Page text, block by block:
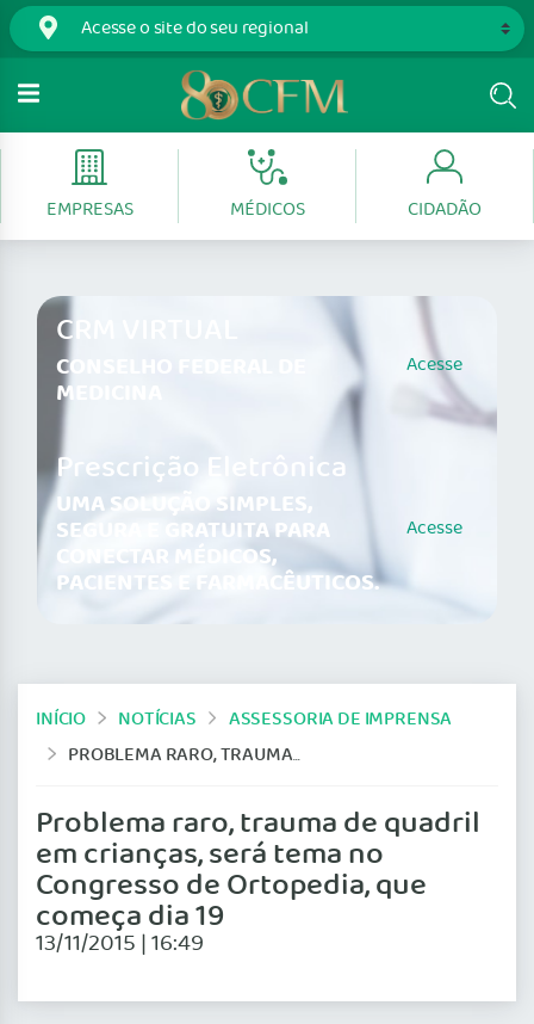
EMPRESAS MÉDICOS CIDADÃO
CRM VIRTUAL
CONSELHO FEDERAL DE
MEDICINA
Acesse
Prescrição Eletrônica
UMA SOLUÇÃO SIMPLES,
SEGURA E GRATUITA PARA
CONECTAR MÉDICOS,
PACIENTES E FARMACÊUTICOS.
Acesse
INÍCIO NOTÍCIAS
ASSESSORIA DE IMPRENSA
PROBLEMA RARO, TRAUMA DE QUADRIL EM CRIANÇAS, SERÁ TEMA NO CONGRESSO DE ORTOPEDIA, QUE COMEÇA DIA 19
Problema raro, trauma de quadril
em crianças, será tema no
Congresso de Ortopedia, que
começa dia 19
13/11/2015 | 16:49